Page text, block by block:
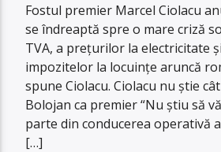
Fostul premier Marcel Ciolacu
se îndreaptă spre o mare criză
TVA, a prețurilor la electricitate
impozitelor la locuințe aruncă
spune Ciolacu. Ciolacu nu știe
Bolojan ca premier “Nu știu să
parte din conducerea operativă
[…]